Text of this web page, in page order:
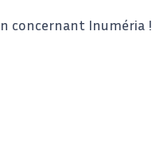
concernant Inuméria !